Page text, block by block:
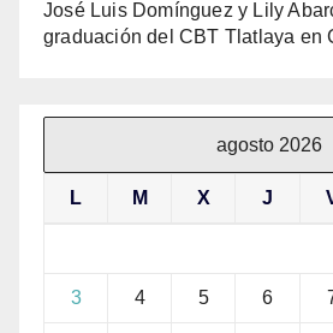
José Luis Domínguez y Lily
graduación del CBT Tlatlaya en
agosto 2026
L M X J
3 4 5 6